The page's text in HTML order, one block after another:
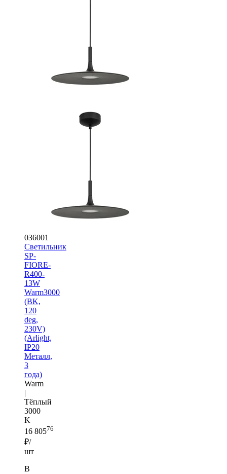
036001
Светильник
SP-
FIORE-
R400-
13W
Warm3000
(BK,
120
deg,
230V)
(Arlight,
IP20
Металл,
3
года)
Warm
|
Тёплый
3000
K
16 80576
₽/
шт
В